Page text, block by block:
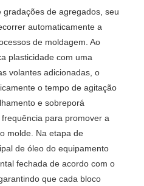
de agregados, seu
automaticamente a
de moldagem. Ao
plasticidade com uma
volantes adicionadas, o
o tempo de agitação
e sobreporá
para promover a
molde. Na etapa de
de óleo do equipamento
fechada de acordo com o
que cada bloco